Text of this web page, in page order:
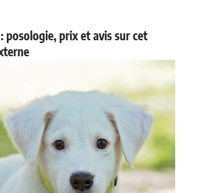
posologie, prix et avis sur cet